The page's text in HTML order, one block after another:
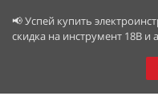
📢 Успей купить
скидка на инструмент 18В и